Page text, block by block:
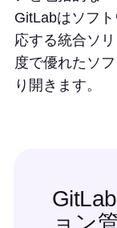
GitLabはソフ
応する統合ソ
度で優れたソ
り開きます。
ョン